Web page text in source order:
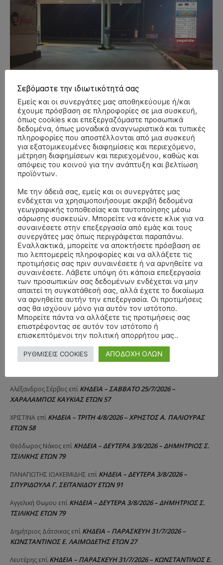
ΣΥΛΛΥΠΗΤΗΡΙΑ ΜΗΝΥΜΑΤΑ
Αλέξανδρος Σέρβος επί ΚΗΔΕΙΑ – ΣΑΒΒΑΤΟ 25/7/2026 –
ΧΑΡΑΛΑΜΠΟΣ ΚΑΥΚΙΑΣ ΕΤΩΝ 57
ΧΡΙΣΤΙΝΑ επί ΚΗΔΕΙΑ – ΤΡΙΤΗ 4/8/2026 – ΧΡΗΣΤΟΣ Α. ΠΑΛΙΟΥΡΑΣ
ΕΤΩΝ 58
Θεόδωρος Νάκος επί ΚΗΔΕΙΑ – ΔΕΥΤΕΡΑ 3/8/2026 – ΔΗΜΗΤΡΙΟΣ Σ.
ΤΣΙΛΙΚΗΣ ΕΤΩΝ 79
ΠΑΝΑΓΙΩΤΗΣ IΩΑΚΕΙΜΙΔΗΣ επί ΚΗΔΕΙΑ – ΔΕΥΤΕΡΑ 3/8/2026 –
ΣΠΥΡΙΔΟΥΛΑ Γ. ΣΕΪΤΑΝΙΔΟΥ ΕΤΩΝ 91
Αγγελική Θωμου επί ΚΗΔΕΙΑ – ΔΕΥΤΕΡΑ 3/8/2026 – ΔΗΜΗΤΡΙΟΣ Σ.
ΤΣΙΛΙΚΗΣ ΕΤΩΝ 79
Δημήτριος Δάτσικας επί ΚΗΔΕΙΑ – ΠΑΡΑΣΚΕΥΗ 31/7/2026 –
ΚΩΝΣΤΑΝΤΙΝΟΣ Ε. ΛΑΙΜΟΔΕΤΗΣ ΕΤΩΝ 27
Λευτέρης επί ΚΗΔΕΙΑ – ΠΑΡΑΣΚΕΥΗ 31/7/2026 – ΚΩΝΣΤΑΝΤΙΝΟΣ Ε.
Σεβόμαστε την ιδιωτικότητά σας
Εμείς και οι συνεργάτες μας αποθηκεύουμε ή/και
έχουμε πρόσβαση σε πληροφορίες σε μια συσκευή,
όπως cookies και επεξεργαζόμαστε προσωπικά
δεδομένα, όπως μοναδικά αναγνωριστικά και τυπικές
πληροφορίες που αποστέλλονται από μια συσκευή
για εξατομικευμένες διαφημίσεις και περιεχόμενο,
μέτρηση διαφημίσεων και περιεχομένου, καθώς και
απόψεις του κοινού για την ανάπτυξη και βελτίωση
προϊόντων.
Με την άδειά σας, εμείς και οι συνεργάτες μας
ενδέχεται να χρησιμοποιήσουμε ακριβή δεδομένα
γεωγραφικής τοποθεσίας και ταυτοποίησης μέσω
σάρωσης συσκευών. Μπορείτε να κάνετε κλικ για να
συναινέσετε στην επεξεργασία από εμάς και τους
συνεργάτες μας όπως περιγράφεται παραπάνω.
Εναλλακτικά, μπορείτε να αποκτήσετε πρόσβαση σε
πιο λεπτομερείς πληροφορίες και να αλλάξετε τις
προτιμήσεις σας πριν συναινέσετε ή να αρνηθείτε να
συναινέσετε. Λάβετε υπόψη ότι κάποια επεξεργασία
των προσωπικών σας δεδομένων ενδέχεται να μην
απαιτεί τη συγκατάθεσή σας, αλλά έχετε το δικαίωμα
να αρνηθείτε αυτήν την επεξεργασία. Οι προτιμήσεις
σας θα ισχύουν μόνο για αυτόν τον ιστότοπο.
Μπορείτε πάντα να αλλάξετε τις προτιμήσεις σας
επιστρέφοντας σε αυτόν τον ιστότοπο ή
επισκεπτόμενοι την πολιτική απορρήτου μας..
ΡΥΘΜΙΣΕΙΣ COOKIES ΑΠΟΔΟΧΗ ΟΛΩΝ